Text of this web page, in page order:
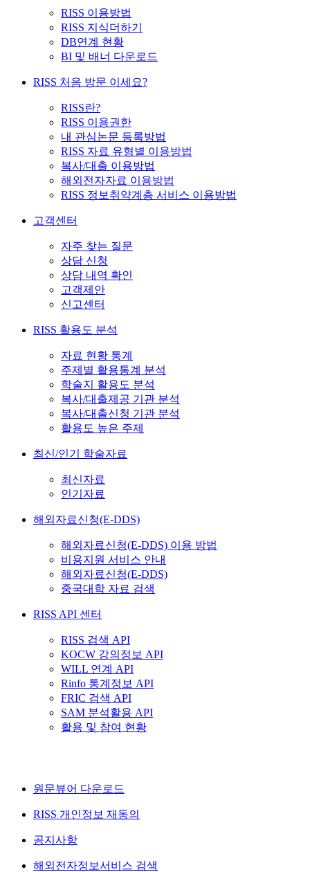
RISS 이용방법
RISS 지식더하기
DB연계 현황
BI 및 배너 다운로드
RISS 처음 방문 이세요?
RISS란?
RISS 이용권한
내 관심논문 등록방법
RISS 자료 유형별 이용방법
복사/대출 이용방법
해외전자자료 이용방법
RISS 정보취약계층 서비스 이용방법
고객센터
자주 찾는 질문
상담 신청
상담 내역 확인
고객제안
신고센터
RISS 활용도 분석
자료 현황 통계
주제별 활용통계 분석
학술지 활용도 분석
복사/대출제공 기관 분석
복사/대출신청 기관 분석
활용도 높은 주제
최신/인기 학술자료
최신자료
인기자료
해외자료신청(E-DDS)
해외자료신청(E-DDS) 이용 방법
비용지원 서비스 안내
해외자료신청(E-DDS)
중국대학 자료 검색
RISS API 센터
RISS 검색 API
KOCW 강의정보 API
WILL 연계 API
Rinfo 통계정보 API
FRIC 검색 API
SAM 분석활용 API
활용 및 참여 현황
원문뷰어 다운로드
RISS 개인정보 재동의
공지사항
해외전자정보서비스 검색